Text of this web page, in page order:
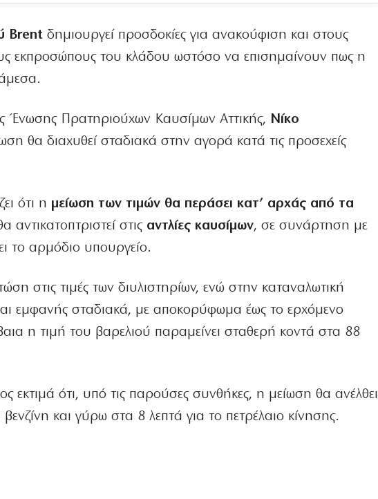
Brent δημιουργεί προσδοκίες για ανακούφιση και στους
εκπροσώπους του κλάδου ωστόσο να επισημαίνουν πως η
Πρατηριούχων Καυσίμων Αττικής, Νίκο
θα διαχυθεί σταδιακά στην αγορά κατά τις προσεχείς
ότι η μείωση των τιμών θα περάσει κατ’ αρχάς από τα
αντικατοπτριστεί στις αντλίες καυσίμων, σε συνάρτηση με
το αρμόδιο υπουργείο.
στις τιμές των διυλιστηρίων, ενώ στην καταναλωτική
εμφανής σταδιακά, με αποκορύφωμα έως το ερχόμενο
η τιμή του βαρελιού παραμείνει σταθερή κοντά στα 88
εκτιμά ότι, υπό τις παρούσες συνθήκες, η μείωση θα ανέλθει
και γύρω στα 8 λεπτά για το πετρέλαιο κίνησης.